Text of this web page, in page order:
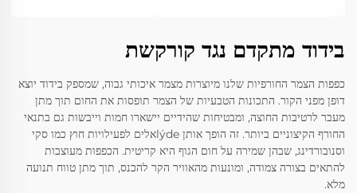
בידוד מתקדם נגד קורקשת
כפפות הצמר החורפיות שלנו מיוצרות מצמר איכותי גבוה, שמספק בידוד יוצא
דופן מפני הקור. התכונות הטבעיות של הצמר תופסות את החום תוך מתן
מעבר לרטיבות החוצה, ומבטיחות שהידיים יישארו חמות וייבשות גם בתנאי
החורף הקיצוניים ביותר. זה הופך אותן lýdeאלים לפעילויות חוץ כמו סקי
וסנובורדינג, שבהן שמירה על חום הגוף היא קריטית. הכפפות מעוצבות
להתאים בצורה צמודה, ומונעות מהאוויר הקר להכנס, תוך מתן טווח תנועה
מלא.